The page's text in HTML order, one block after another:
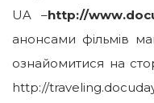
UA –http://
анонсами фільмів
ознайомитися на
http://